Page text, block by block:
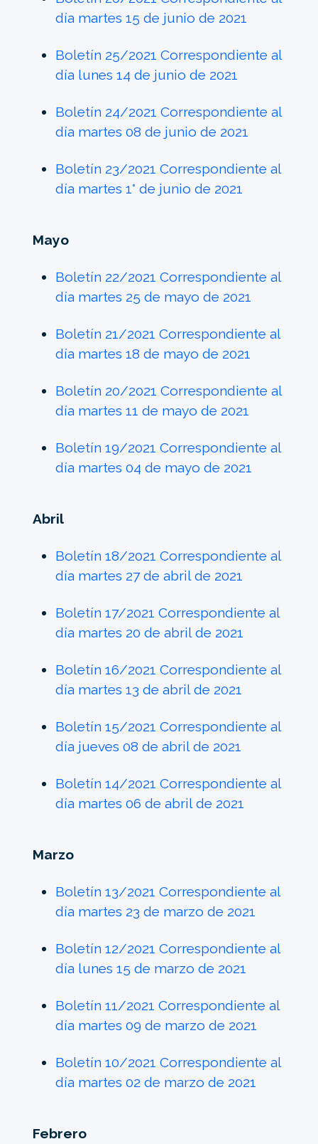
día martes 15 de junio de 2021
Boletín 25/2021 Correspondiente al
día lunes 14 de junio de 2021
Boletín 24/2021 Correspondiente al
día martes 08 de junio de 2021
Boletín 23/2021 Correspondiente al
día martes 1° de junio de 2021
Mayo
Boletín 22/2021 Correspondiente al
día martes 25 de mayo de 2021
Boletín 21/2021 Correspondiente al
día martes 18 de mayo de 2021
Boletín 20/2021 Correspondiente al
día martes 11 de mayo de 2021
Boletín 19/2021 Correspondiente al
día martes 04 de mayo de 2021
Abril
Boletín 18/2021 Correspondiente al
día martes 27 de abril de 2021
Boletín 17/2021 Correspondiente al
día martes 20 de abril de 2021
Boletín 16/2021 Correspondiente al
día martes 13 de abril de 2021
Boletín 15/2021 Correspondiente al
día jueves 08 de abril de 2021
Boletín 14/2021 Correspondiente al
día martes 06 de abril de 2021
Marzo
Boletín 13/2021 Correspondiente al
día martes 23 de marzo de 2021
Boletín 12/2021 Correspondiente al
día lunes 15 de marzo de 2021
Boletín 11/2021 Correspondiente al
día martes 09 de marzo de 2021
Boletín 10/2021 Correspondiente al
día martes 02 de marzo de 2021
Febrero